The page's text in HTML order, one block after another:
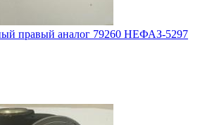
правый аналог 79260 НЕФАЗ-5297